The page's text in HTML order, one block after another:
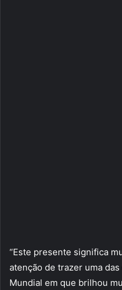
“Este presente significa
atenção de trazer uma
Mundial em que brilhou